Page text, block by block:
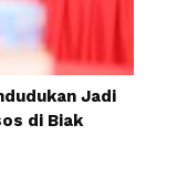
Jadi
di Biak